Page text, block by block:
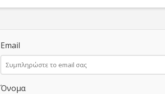
Email
Όνομα